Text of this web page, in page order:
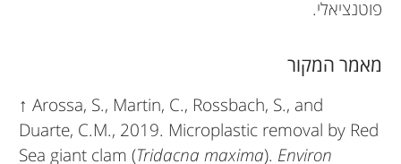
פוטנציאלי.
מאמר המקור
↑ Arossa, S., Martin, C., Rossbach, S., and
Duarte, C.M., 2019. Microplastic removal by Red
Sea giant clam (Tridacna maxima).Environ